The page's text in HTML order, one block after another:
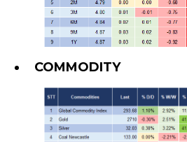
COMMODITY